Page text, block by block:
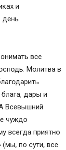
и
день
все
Молитва в
дары и
Всевышний
чуждо
всегда приятно
по сути, все